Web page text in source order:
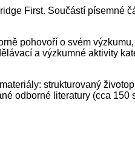
First. Součástí písemné
pohovoří o svém
a výzkumné aktivity
strukturovaný
odborné literatury (cca